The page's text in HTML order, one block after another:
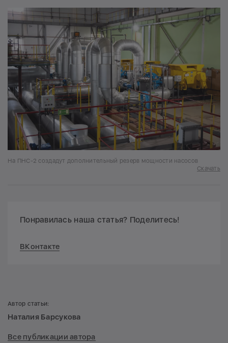
На ПНС-2 создадут дополнительный резерв мощности насосов
Скачать
Понравилась наша статья? Поделитесь!
ВКонтакте
Автор статьи:
Наталия Барсукова
Все публикации автора